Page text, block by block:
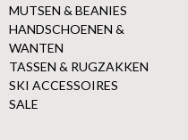
MUTSEN & BEANIES
HANDSCHOENEN &
WANTEN
TASSEN & RUGZAKKEN
SKI ACCESSOIRES
SALE